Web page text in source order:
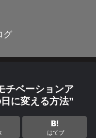
グ
チベーションア
に変える方法”
はてブ